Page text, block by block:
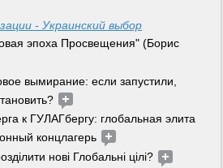
- Украинский выбор
эпоха Просвещения" (Борис
вымирание: если запустили,
к ГУЛАГбергу: глобальная элита
концлагерь
нові Глобальні цілі?